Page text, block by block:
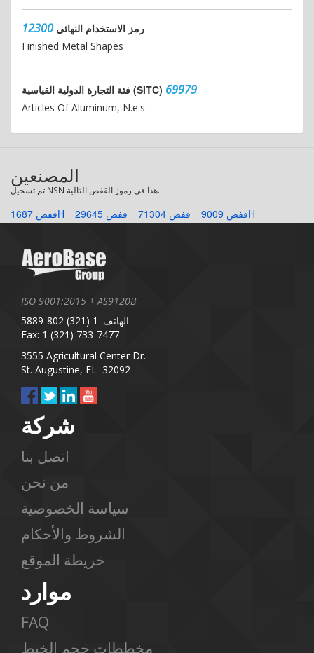
رمز الاستخدام النهائي12300
Finished Metal Shapes
فئة التجارة الدولية القياسية (SITC) 69979
Articles Of Aluminum, N.e.s.
المصنعين
تم تسجيل NSN هذا في رموز القفص التالية.
قفص 1687H قفص 29645 قفص 71304 قفص 9009H
ISO 9001:2015 + AS9120B
الهاتف: 1 (321) 802-5889
Fax: 1 (321) 733-7477
3555 Agricultural Center Dr.
St. Augustine, FL 32092
شركة
اتصل بنا
من نحن
سياسة الخصوصية
الشروط والأحكام
خريطة الموقع
موارد
FAQ
مخططات حجم الخيط